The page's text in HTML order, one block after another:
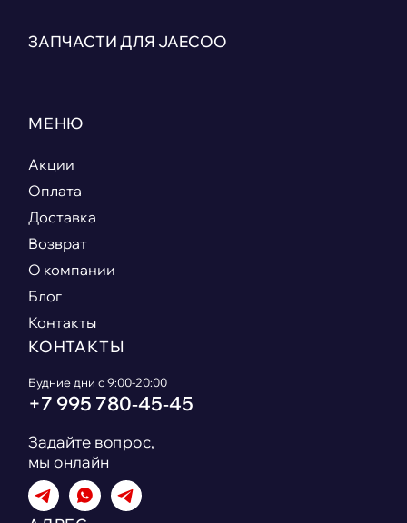
ЗАПЧАСТИ ДЛЯ JAECOO
МЕНЮ
Акции
Оплата
Доставка
Возврат
О компании
Блог
Контакты
КОНТАКТЫ
Будние дни с 9:00-20:00
+7 995 780‑45‑45
Задайте вопрос,
мы онлайн